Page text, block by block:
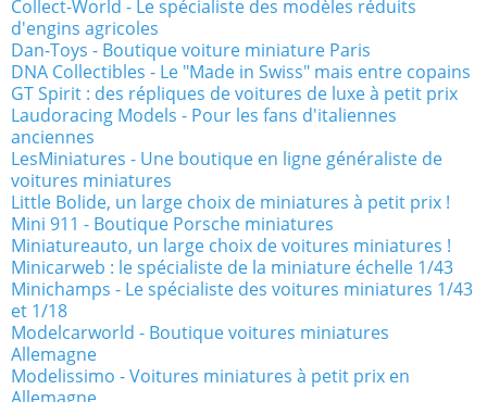
Collect-World - Le spécialiste des modèles réduits
d'engins agricoles
Dan-Toys - Boutique voiture miniature Paris
DNA Collectibles - Le "Made in Swiss" mais entre copains
GT Spirit : des répliques de voitures de luxe à petit prix
Laudoracing Models - Pour les fans d'italiennes
anciennes
LesMiniatures - Une boutique en ligne généraliste de
voitures miniatures
Little Bolide, un large choix de miniatures à petit prix !
Mini 911 - Boutique Porsche miniatures
Miniatureauto, un large choix de voitures miniatures !
Minicarweb : le spécialiste de la miniature échelle 1/43
Minichamps - Le spécialiste des voitures miniatures 1/43
et 1/18
Modelcarworld - Boutique voitures miniatures
Allemagne
Modelissimo - Voitures miniatures à petit prix en
Allemagne